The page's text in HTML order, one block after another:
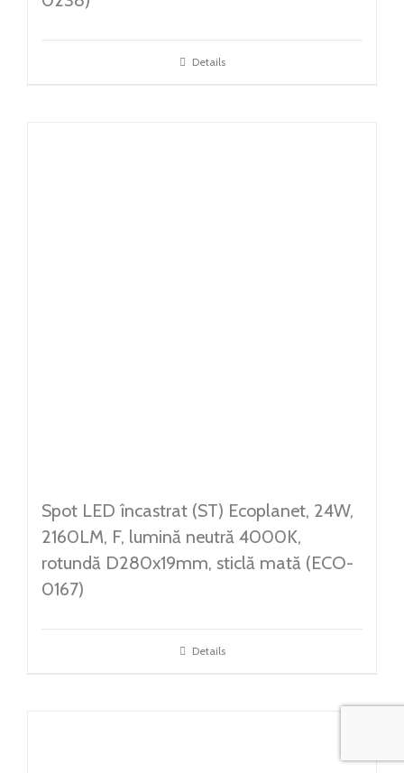
Details
Spot LED încastrat (ST) Ecoplanet, 24W,
2160LM, F, lumină neutră 4000K,
rotundă D280x19mm, sticlă mată (ECO-
0167)
Details